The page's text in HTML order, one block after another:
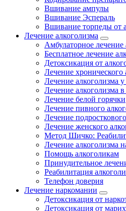
Вшивание ампулы
Вшивание Эспераль
Вшивание торпеды от
Лечение алкоголизма
Амбулаторное лечение
Бесплатное лечение
Детоксикация от
Лечение хронического
Лечение алкоголизма
Лечение алкоголизма
Лечение белой горячки
Лечение пивного
Лечение
Лечение женского
Метод Шичко:
Лечение алкоголизма
Помощь алкоголикам
Принудительное
Реабилитация
Телефон доверия
Лечение наркомании
Детоксикация от
Детоксикация от